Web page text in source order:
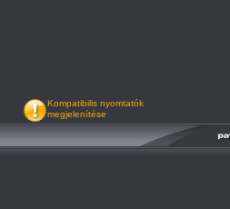
Kompatibilis nyomtatók
megjelenítése